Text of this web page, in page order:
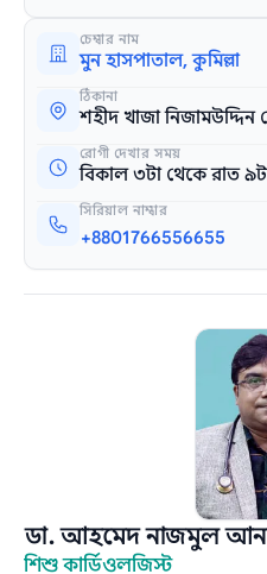
চেম্বার নাম
মুন হাসপাতাল, কুমিল্লা
ঠিকানা
শহীদ খাজা নিজামউদ্দিন
রোগী দেখার সময়
বিকাল ৩টা থেকে রাত
সিরিয়াল নাম্বার
+8801766556655
ডা. আহমেদ নাজমুল
শিশু কার্ডিওলজিস্ট